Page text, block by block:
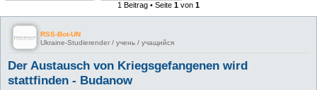
1 Beitrag • Seite 1 von 1
RSS-Bot-UN
Ukraine-Studierender / учень / учащийся
Der Austausch von Kriegsgefangenen wird
stattfinden - Budanow